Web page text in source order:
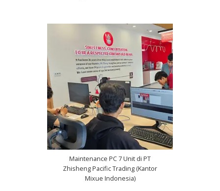
Maintenance PC 7 Unit di PT
Zhisheng Pacific Trading (Kantor
Mixue Indonesia)